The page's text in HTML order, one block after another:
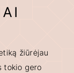
žiūrėjau
tokio gero